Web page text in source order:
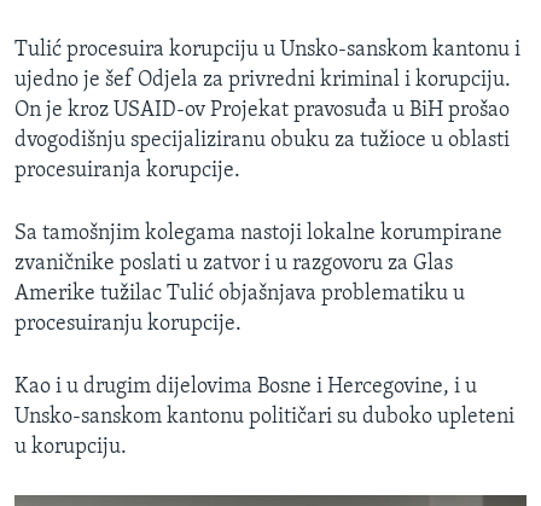
Tulić procesuira korupciju u Unsko-sanskom kantonu i
ujedno je šef Odjela za privredni kriminal i korupciju.
On je kroz USAID-ov Projekat pravosuđa u BiH prošao
dvogodišnju specijaliziranu obuku za tužioce u oblasti
procesuiranja korupcije.
Sa tamošnjim kolegama nastoji lokalne korumpirane
zvaničnike poslati u zatvor i u razgovoru za Glas
Amerike tužilac Tulić objašnjava problematiku u
procesuiranju korupcije.
Kao i u drugim dijelovima Bosne i Hercegovine, i u
Unsko-sanskom kantonu političari su duboko upleteni
u korupciju.